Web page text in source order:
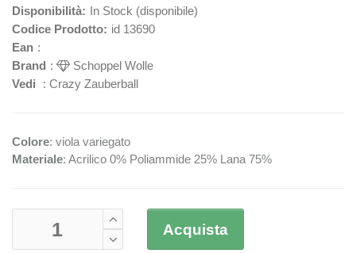
Disponibilità: In Stock (disponibile)
Codice Prodotto: id 13690
Ean :
Brand :
Schoppel Wolle
Vedi
: Crazy Zauberball
Colore: viola variegato
Materiale: Acrilico 0% Poliammide 25% Lana 75%
Acquista